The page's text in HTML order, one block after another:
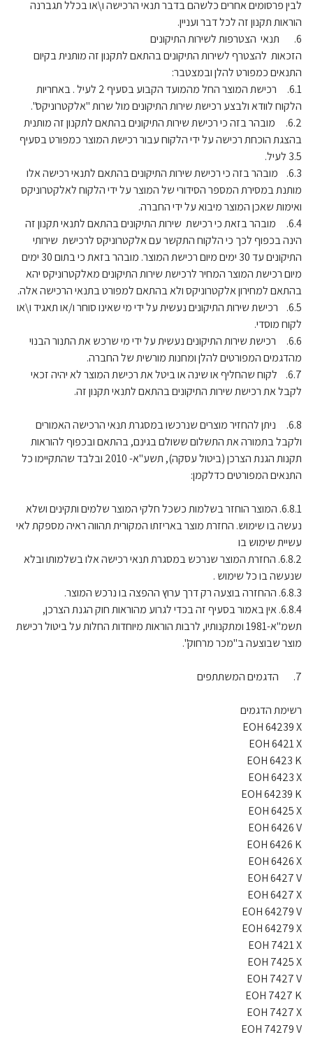
לבין פרסומים אחרים כלשהם בדבר תנאי הרכישה ו\או בכלל תגברנה
הוראות תקנון זה לכל דבר ועניין.
6. תנאי הצטרפות לשירות התיקונים
הזכאות להצטרף לשירות התיקונים בהתאם לתקנון זה מותנית בקיום
התנאים כמפורט להלן ובמצטבר:
6.1. רכישת המוצר החל מהמועד הקבוע בסעיף 2 לעיל . באחריות
הלקוח לוודא ולבצע רכישת שירות התיקונים מול שרות "אלקטרוניקס".
6.2. מובהר בזה כי רכישת שירות התיקונים בהתאם לתקנון זה מותנית
בהצגת הוכחת רכישה על ידי הלקוח עבור רכישת המוצר כמפורט בסעיף
3.5 לעיל.
6.3. מובהר בזה כי רכישת שירות התיקונים בהתאם לתנאי רכישה אלו
מותנת במסירת המספר הסידורי של המוצר על ידי הלקוח לאלקטרוניקס
ואימות שאכן המוצר מיבוא על ידי החברה.
6.4. מובהר בזאת כי רכישת שירות התיקונים בהתאם לתנאי תקנון זה
הינה בכפוף לכך כי הלקוח התקשר עם אלקטרוניקס לרכישת שירותי
התיקונים עד 30 ימים מיום רכישת המוצר. מובהר בזאת כי בתום 30 ימים
מיום רכישת המוצר המחיר לרכישת שירות התיקונים מאלקטרוניקס יהא
בהתאם למחירון אלקטרוניקס ולא בהתאם למפורט בתנאי הרכישה אלה.
6.5. רכישת שירות התיקונים נעשית על ידי מי שאינו סוחר ו/או תאגיד ו\או
לקוח מוסדי.
6.6. רכישת שירות התיקונים נעשית על ידי מי שרכש את התנור הבנוי
מהדגמים המפורטים להלן ומחנות מורשית של החברה.
6.7. לקוח שהחליף או שינה או ביטל את רכישת המוצר לא יהיה זכאי
לקבל את רכישת שירות התיקונים בהתאם לתנאי תקנון זה.
6.8. ניתן להחזיר מוצרים שנרכשו במסגרת תנאי הרכישה האמורים
ולקבל בתמורה את התשלום ששולם בגינם, בהתאם ובכפוף להוראות
תקנות הגנת הצרכן (ביטול עסקה), תשע"א- 2010 ובלבד שהתקיימו כל
התנאים המפורטים כדלקמן:
6.8.1. המוצר הוחזר בשלמות כשכל חלקי המוצר שלמים ותקינים ושלא
נעשה בו שימוש. החזרת מוצר באריזתו המקורית תהווה ראיה מספקת לאי
עשיית שימוש בו
6.8.2. החזרת המוצר שנרכש במסגרת תנאי רכישה אלו בשלמותו ובלא
שנעשה בו כל שימוש .
6.8.3. ההחזרה בוצעה רק דרך ערוץ ההפצה בו נרכש המוצר.
6.8.4. אין באמור בסעיף זה בכדי לגרוע מהוראות חוק הגנת הצרכן,
תשמ"א-1981 ומתקנותיו, לרבות הוראות מיוחדות החלות על ביטול רכישת
מוצר שבוצעה ב"מכר מרחוק".
7. הדגמים המשתתפים
רשימת הדגמים
EOH 64239 X
EOH 6421 X
EOH 6423 K
EOH 6423 X
EOH 64239 K
EOH 6425 X
EOH 6426 V
EOH 6426 K
EOH 6426 X
EOH 6427 V
EOH 6427 X
EOH 64279 V
EOH 64279 X
EOH 7421 X
EOH 7425 X
EOH 7427 V
EOH 7427 K
EOH 7427 X
EOH 74279 V